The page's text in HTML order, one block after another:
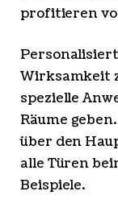
profitieren
Wirksamkeit
spezielle
Räume
über den
alle Türen
Beispiele.